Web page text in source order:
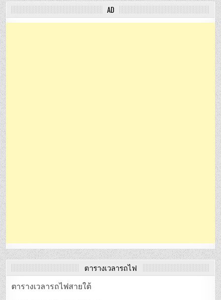
AD
ตารางเวลารถไฟ
ตารางเวลารถไฟสายใต้